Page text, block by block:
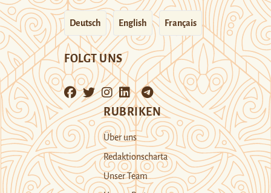
Deutsch English Français
FOLGT UNS
RUBRIKEN
Über uns
Redaktionscharta
Unser Team